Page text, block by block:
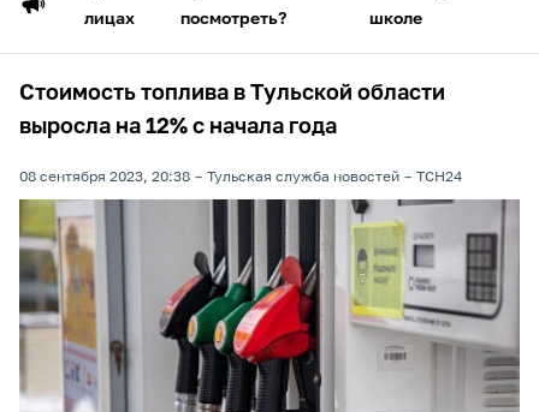
лицах
посмотреть?
школе
Стоимость топлива в Тульской области
выросла на 12% с начала года
08 сентября 2023, 20:38 Тульская служба новостей ТСН24